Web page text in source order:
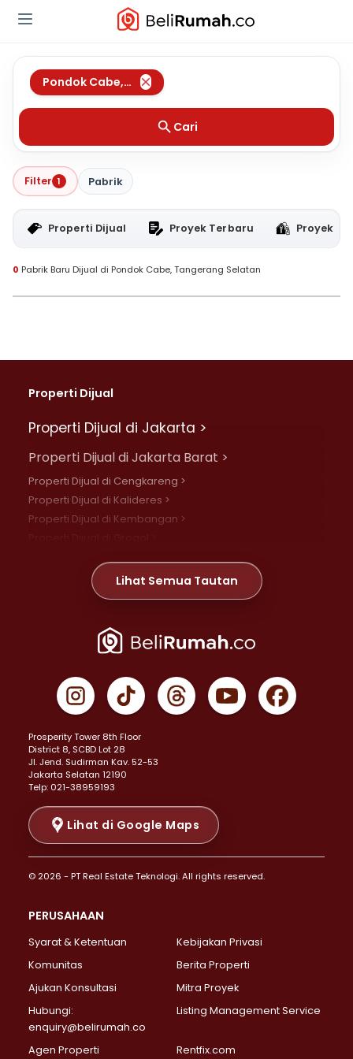
Pondok Cabe, Tangerang Selatan
Cari
Filter 1 Pabrik
Properti Dijual Proyek Terbaru Proyek
0 Pabrik Baru Dijual di Pondok Cabe, Tangerang Selatan
Properti Dijual
Properti Dijual di Jakarta >
Properti Dijual di Jakarta Barat >
Properti Dijual di Cengkareng >
Properti Dijual di Kalideres >
Properti Dijual di Kembangan >
Properti Dijual di Meruya >
Properti Dijual di Jelambar >
Properti Dijual di Jakarta Pusat >
Properti Dijual di Gambir >
Properti Dijual di Johar Baru >
Properti Dijual di Menteng >
Properti Dijual di Senen >
Properti Dijual di Tanah Abang >
Properti Dijual di Cikini >
Properti Dijual di Kramat >
Properti Dijual di Pasar Baru >
Properti Dijual di Bendungan Hilir >
Properti Dijual di Jakarta Selatan >
Properti Dijual di Lebak Bulus >
Properti Dijual di Gandaria Selatan >
Properti Dijual di Pondok Labu >
Properti Dijual di Lenteng Agung >
Properti Dijual di Senayan >
Properti Dijual di Pondok Pinang >
Lihat Semua Tautan
Prosperity Tower 8th Floor
District 8, SCBD Lot 28
JI. Jend. Sudirman Kav. 52-53
Jakarta Selatan 12190
Telp: 021-38959193
Lihat di Google Maps
© 2026 - PT Real Estate Teknologi. All rights reserved.
PERUSAHAAN
Syarat & Ketentuan
Kebijakan Privasi
Komunitas
Berita Properti
Ajukan Konsultasi
Mitra Proyek
Hubungi:
enquiry@belirumah.co
Listing Management Service
Agen Properti Rentfix.com